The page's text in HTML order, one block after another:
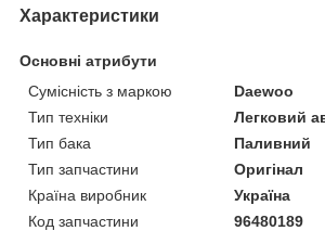
Характеристики
Основні атрибути
Сумісність з маркою
Daewoo
Тип техніки
Легковий
Тип бака
Паливний
Тип запчастини
Оригінал
Країна виробник
Україна
Код запчастини
96480189